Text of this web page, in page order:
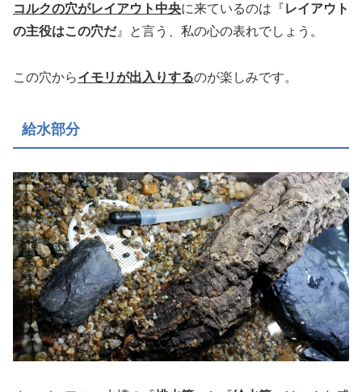
コルクの穴がレイアウト中央に来ているのは『レイアウト
の主役はこの穴だ』と言う、私の心の表れでしょう。
この穴からイモリが出入りするのが楽しみです。
給水部分